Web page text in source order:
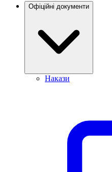
Офіційні документи
Накази